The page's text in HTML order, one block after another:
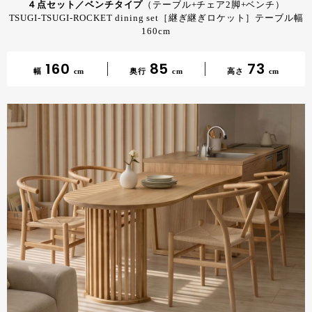
４点セット／ベンチタイプ （テーブル+チェア2脚+ベンチ）
TSUGI-TSUGI-ROCKET dining set［継ぎ継ぎロケット］テーブル幅
160cm
幅 160 cm 奥行 85 cm 高さ 73 cm